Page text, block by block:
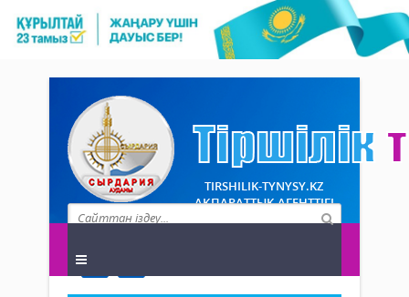
TIRSHILIK-TYNYSY.KZ
АҚПАРАТТЫҚ АГЕНТТІГІ